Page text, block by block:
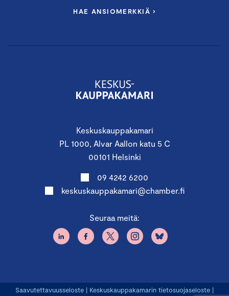
Keskuskauppakamari
PL 1000, Alvar Aallon katu 5 C
00101 Helsinki
09 4242 6200
keskuskauppakamari@chamber.fi
Seuraa meitä:
HAE ANSIOMERKKIÄ ›
Saavutettavuusseloste | Keskuskauppakamarin tietosuojaseloste |